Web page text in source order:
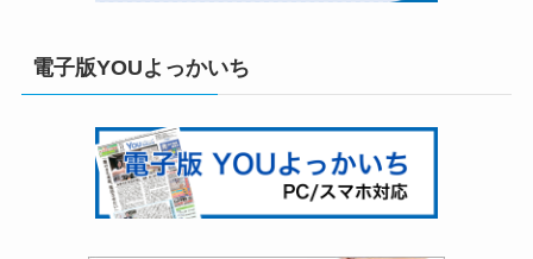
電子版YOUよっかいち